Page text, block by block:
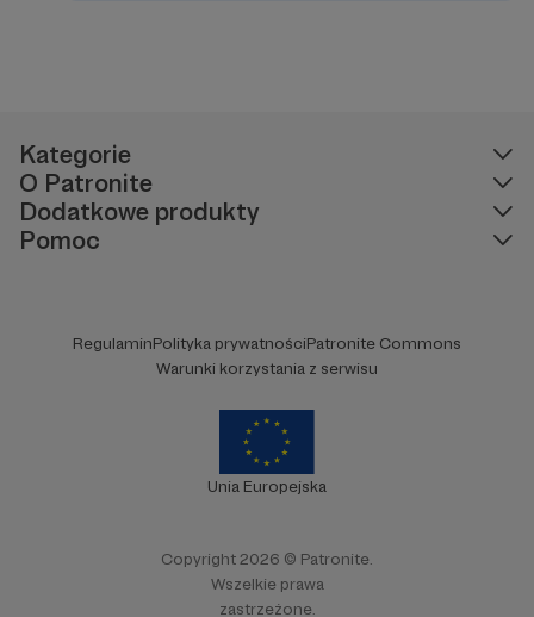
Kategorie
O Patronite
Dodatkowe produkty
Pomoc
RegulaminPolityka prywatnościPatronite Commons
Warunki korzystania z serwisu
Unia Europejska
Copyright 2026 © Patronite.
Wszelkie prawa
zastrzeżone.